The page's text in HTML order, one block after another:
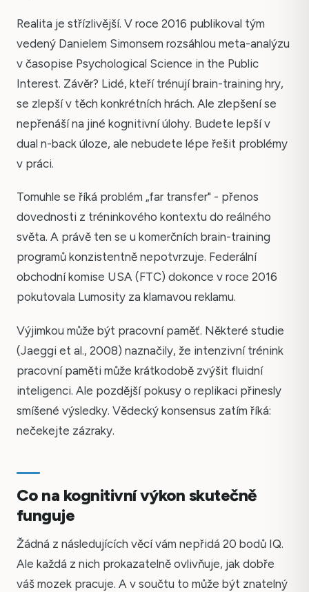
Realita je střízlivější. V roce 2016 publikoval tým
vedený Danielem Simonsem rozsáhlou meta-analýzu
v časopise Psychological Science in the Public
Interest. Závěr? Lidé, kteří trénují brain-training hry,
se zlepší v těch konkrétních hrách. Ale zlepšení se
nepřenáší na jiné kognitivní úlohy. Budete lepší v
dual n-back úloze, ale nebudete lépe řešit problémy
v práci.
Tomuhle se říká problém „far transfer" - přenos
dovednosti z tréninkového kontextu do reálného
světa. A právě ten se u komerčních brain-training
programů konzistentně nepotvrzuje. Federální
obchodní komise USA (FTC) dokonce v roce 2016
pokutovala Lumosity za klamavou reklamu.
Výjimkou může být pracovní paměť. Některé studie
(Jaeggi et al., 2008) naznačily, že intenzivní trénink
pracovní paměti může krátkodobě zvýšit fluidní
inteligenci. Ale pozdější pokusy o replikaci přinesly
smíšené výsledky. Vědecký konsensus zatím říká:
nečekejte zázraky.
Co na kognitivní výkon skutečně
funguje
Žádná z následujících věcí vám nepřidá 20 bodů IQ.
Ale každá z nich prokazatelně ovlivňuje, jak dobře
váš mozek pracuje. A v součtu to může být znatelný